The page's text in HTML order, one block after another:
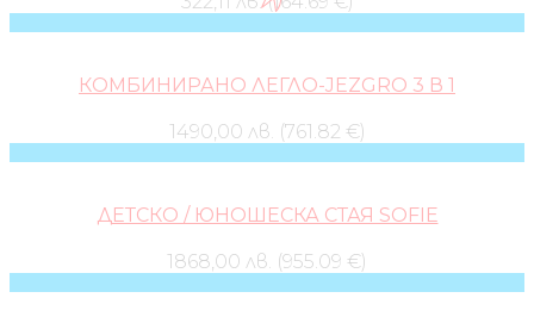
КОМБИНИРАНО ЛЕГЛО-JEZGRO 3 В 1
1490,00 лв. (761.82 €)
ДЕТСКО / ЮНОШЕСКА СТАЯ SOFIЕ
1868,00 лв. (955.09 €)